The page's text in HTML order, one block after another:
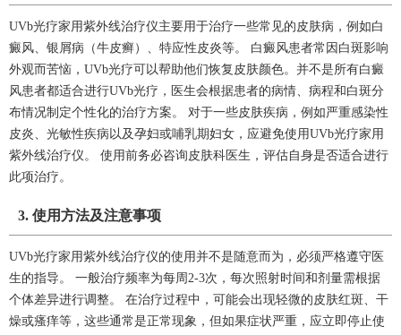
UVb光疗家用紫外线治疗仪主要用于治疗一些常见的皮肤病，例如白
癜风、银屑病（牛皮癣）、特应性皮炎等。 白癜风患者常因白斑影响
外观而苦恼，UVb光疗可以帮助他们恢复皮肤颜色。并不是所有白癜
风患者都适合进行UVb光疗，医生会根据患者的病情、病程和白斑分
布情况制定个性化的治疗方案。 对于一些皮肤疾病，例如严重感染性
皮炎、光敏性疾病以及孕妇或哺乳期妇女，应避免使用UVb光疗家用
紫外线治疗仪。 使用前务必咨询皮肤科医生，评估自身是否适合进行
此项治疗。
3. 使用方法及注意事项
UVb光疗家用紫外线治疗仪的使用并不是随意而为，必须严格遵守医
生的指导。 一般治疗频率为每周2-3次，每次照射时间和剂量需根据
个体差异进行调整。 在治疗过程中，可能会出现轻微的皮肤红斑、干
燥或瘙痒等，这些通常是正常现象，但如果症状严重，应立即停止使